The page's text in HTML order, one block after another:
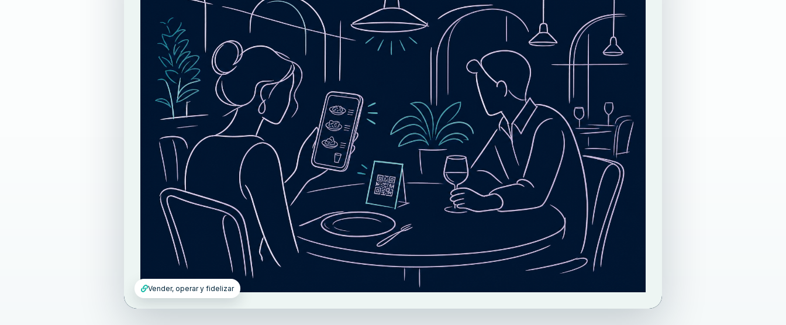
Vender, operar y fidelizar